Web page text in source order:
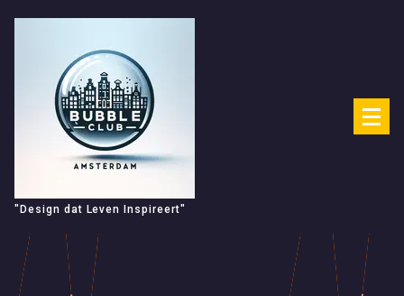
"Design dat Leven Inspireert"